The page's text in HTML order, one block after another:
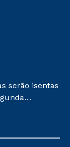
serão isentas
será de R$